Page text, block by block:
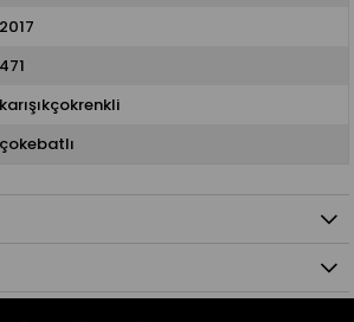
2017
471
karışıkçokrenkli
çokebatlı